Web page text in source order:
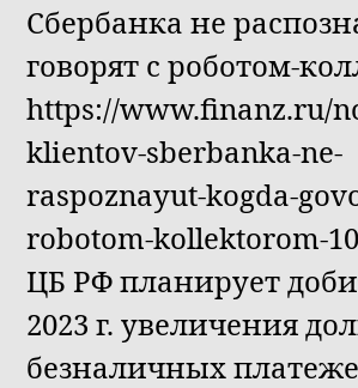
Сбербанка не
говорят с роботом-
https://www.finanz.ru/
klientov-sberbanka-ne-
raspoznayut-kogda-
robotom-kollektorom-
ЦБ РФ планирует
2023 г. увеличения
безналичных